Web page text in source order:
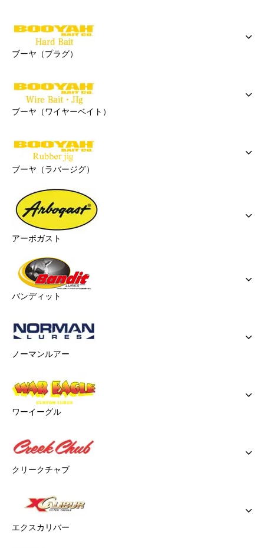
ブーヤ（プラグ）
ブーヤ（ワイヤーベイト）
ブーヤ（ラバージグ）
アーボガスト
バンディット
ノーマンルアー
ワーイーグル
クリークチャブ
エクスカリバー